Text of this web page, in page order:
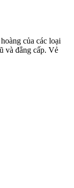
của các loại
và đẳng cấp. Vẻ